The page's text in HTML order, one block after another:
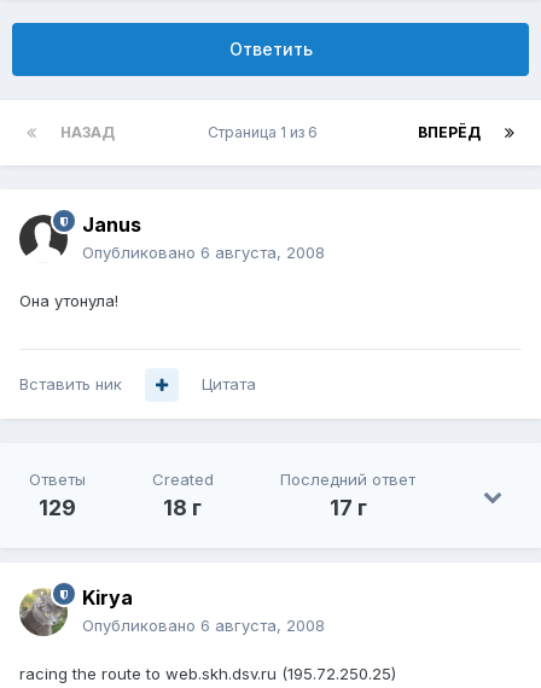
Ответить
НАЗАД ВПЕРЁД
Страница 1 из 6
Janus
Опубликовано 6 августа, 2008
Она утонула!
Вставить ник Цитата
Ответы
129
Created
18 г
Последний ответ
17 г
Kirya
Опубликовано 6 августа, 2008
racing the route to web.skh.dsv.ru (195.72.250.25)